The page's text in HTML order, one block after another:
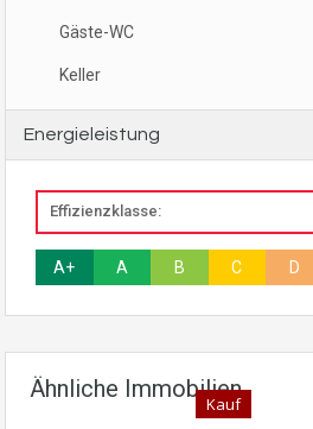
Gäste-WC
Keller
Energieleistung
Effizienzklasse:
A+ A B C D
Ähnliche Immobilien
Kauf